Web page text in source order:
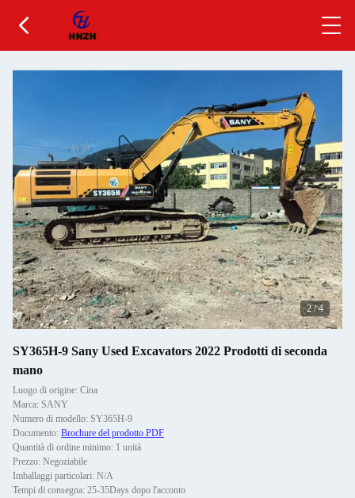
2/4
SY365H-9 Sany Used Excavators 2022 Prodotti di seconda
mano
Luogo di origine: Cina
Marca: SANY
Numero di modello: SY365H-9
Documento: Brochure del prodotto PDF
Quantità di ordine minimo: 1 unità
Prezzo: Negoziabile
Imballaggi particolari: N/A
Tempi di consegna: 25-35Days dopo l'acconto